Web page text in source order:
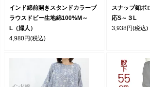
インド綿前開きスタンドカラーブ
ラウスドビー生地綿100%M～
L（婦人）
4,980円(税込)
スナップ釦ポ
応S～３L
3,938円(税込)